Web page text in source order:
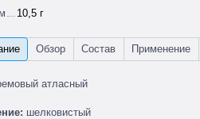
10,5 г
атласный
шелковистый